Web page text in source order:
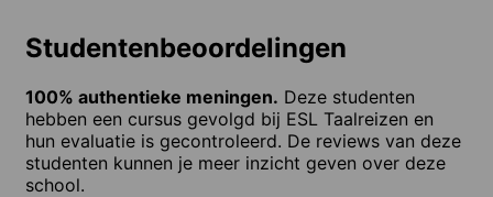
Studentenbeoordelingen
100% authentieke meningen. Deze studenten
hebben een cursus gevolgd bij ESL Taalreizen en
hun evaluatie is gecontroleerd. De reviews van deze
studenten kunnen je meer inzicht geven over deze
school.